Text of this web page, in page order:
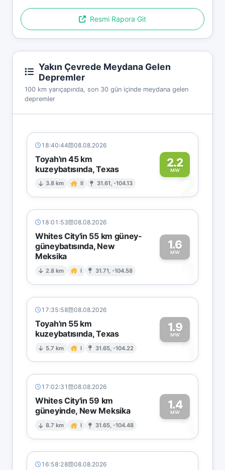
Resmi Rapora Git
Yakın Çevrede Meydana Gelen
Depremler
100 km yarıçapında, son 30 gün içinde meydana gelen
depremler
18:40:44 08.08.2026
Toyah'ın 45 km
kuzeybatısında, Texas
3.8 km II 31.61, -104.13
2.2
MW2
18:01:53 08.08.2026
Whites City'in 55 km güney-
güneybatısında, New
Meksika
2.8 km I 31.71, -104.58
1.6
MW
1
17:35:58 08.08.2026
Toyah'ın 55 km
kuzeybatısında, Texas
5.7 km I 31.65, -104.22
1.9
MW1
17:02:31 08.08.2026
Whites City'in 59 km
güneyinde, New Meksika
8.7 km I 31.65, -104.48
1.4
MW1
16:58:28 08.08.2026